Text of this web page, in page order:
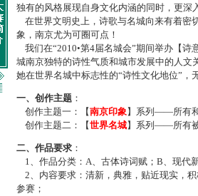
独有的风格展现自身文化内涵的同时，更
在世界文明史上，诗歌与名城向来有着密
象，南京尤为可圈可点！
我们在“2010•第4届名城会”期间举办【
城南京独特的诗性气质和城市发展中的人
她在世界名城中标志性的“诗性文化地位”，
一、创作主题 ：
创作主题一：【南京印象】系列——所有
创作主题二：【世界名城】系列——所有被
二、作品要求 ：
1、作品分类：A、古体诗词赋；B、现代
2、内容要求：清新，典雅，贴近现实，
参赛；